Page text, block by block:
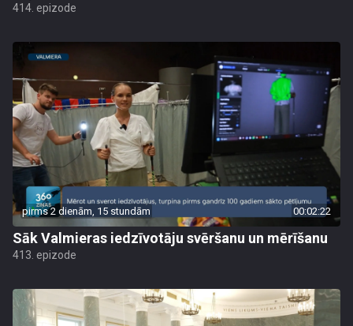
414. epizode
pirms 2 dienām, 15 stundām 00:02:22
Sāk Valmieras iedzīvotāju svēršanu un mērīšanu
413. epizode